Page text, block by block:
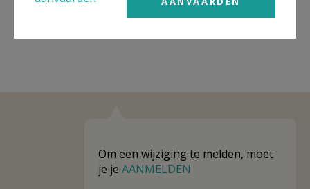
Om een wijziging te melden, moet
je je AANMELDEN